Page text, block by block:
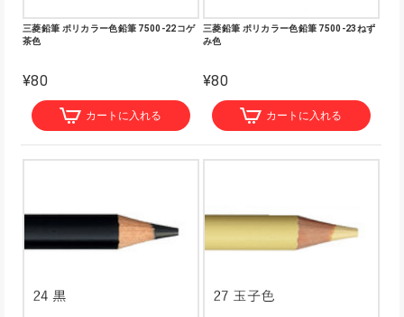
三菱鉛筆 ポリカラー色鉛筆 7500-22コゲ
茶色
¥80
カートに入れる
三菱鉛筆 ポリカラー色鉛筆 7500-23ねず
み色
¥80
カートに入れる